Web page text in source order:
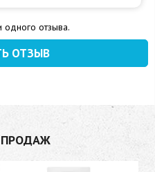
отзыва.
ОТЗЫВ